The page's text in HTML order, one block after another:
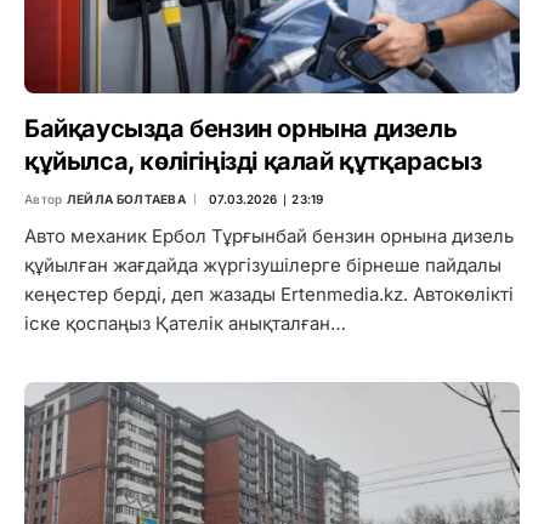
Байқаусызда бензин орнына дизель
құйылса, көлігіңізді қалай құтқарасыз
Автор ЛЕЙЛА БОЛТАЕВА 07.03.2026 ∣ 23:19
Авто механик Ербол Тұрғынбай бензин орнына дизель
құйылған жағдайда жүргізушілерге бірнеше пайдалы
кеңестер берді, деп жазады Ertenmedia.kz. Автокөлікті
іске қоспаңыз Қателік анықталған…